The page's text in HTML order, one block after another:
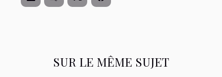
SUR LE MÊME SUJET